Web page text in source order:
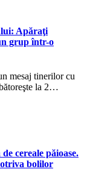
Apăraţi
grup într-o
mesaj tinerilor cu
la 2…
cereale păioase.
bolilor